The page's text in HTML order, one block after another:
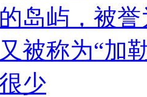
岛屿，被
被称为“加
少